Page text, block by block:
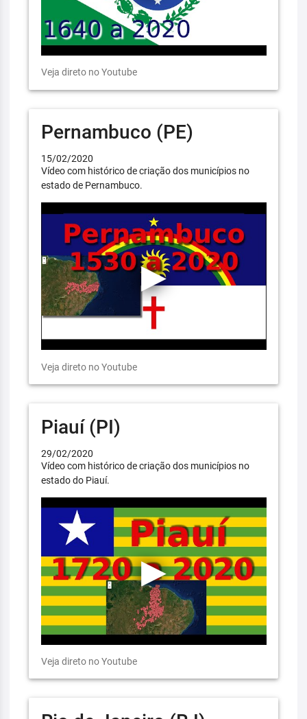
Veja direto no Youtube
Pernambuco (PE)
15/02/2020
Vídeo com histórico de criação dos municípios no
estado de Pernambuco.
Veja direto no Youtube
Piauí (PI)
29/02/2020
Vídeo com histórico de criação dos municípios no
estado do Piauí.
Veja direto no Youtube